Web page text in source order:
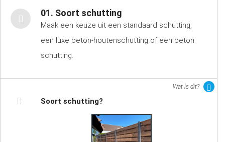
01. Soort schutting
Maak een keuze uit een standaard schutting,
een luxe beton-houtenschutting of een beton
schutting.
Wat is dit?
Soort schutting?